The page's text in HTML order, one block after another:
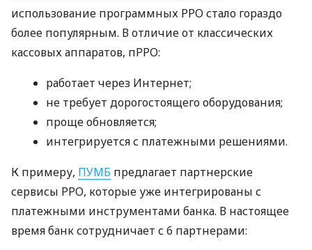
использование программных РРО стало гораздо
более популярным. В отличие от классических
кассовых аппаратов, пРРО:
работает через Интернет;
не требует дорогостоящего оборудования;
проще обновляется;
интегрируется с платежными решениями.
К примеру, ПУМБ предлагает партнерские
сервисы РРО, которые уже интегрированы с
платежными инструментами банка. В настоящее
время банк сотрудничает с 6 партнерами: